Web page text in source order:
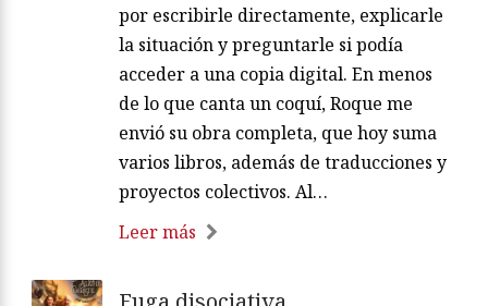
por escribirle directamente, explicarle
la situación y preguntarle si podía
acceder a una copia digital. En menos
de lo que canta un coquí, Roque me
envió su obra completa, que hoy suma
varios libros, además de traducciones y
proyectos colectivos. Al…
Leer más